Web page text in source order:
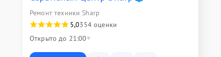
Ремонт техники Sharp
5,0354 оценки
Открыто до 21:00